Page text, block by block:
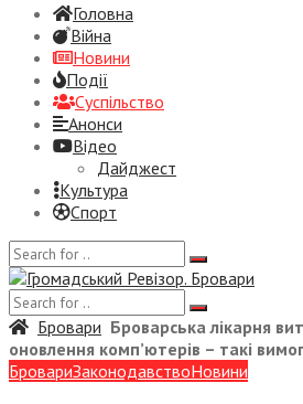
Головна
Війна
Новини
Події
Суспiльство
Анонси
Відео
Дайджест
Культура
Спорт
Бровари Броварська лікарня
оновлення комп’ютерів – такі
БровариЗаконодавствоНовини